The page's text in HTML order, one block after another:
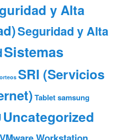
y Alta
Seguridad y Alta
Sistemas
SRI (Servicios
Tablet samsung
Uncategorized